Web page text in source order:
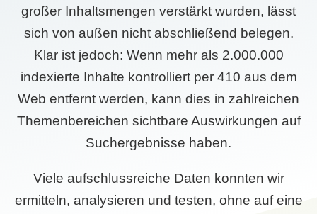
großer Inhaltsmengen verstärkt wurden, lässt
sich von außen nicht abschließend belegen.
Klar ist jedoch: Wenn mehr als 2.000.000
indexierte Inhalte kontrolliert per 410 aus dem
Web entfernt werden, kann dies in zahlreichen
Themenbereichen sichtbare Auswirkungen auf
Suchergebnisse haben.
Viele aufschlussreiche Daten konnten wir
ermitteln, analysieren und testen, ohne auf eine